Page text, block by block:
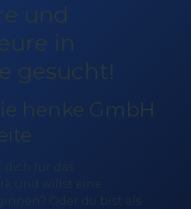
und
in
gesucht!
henke GmbH
dich für das
und willst eine
Oder du bist als